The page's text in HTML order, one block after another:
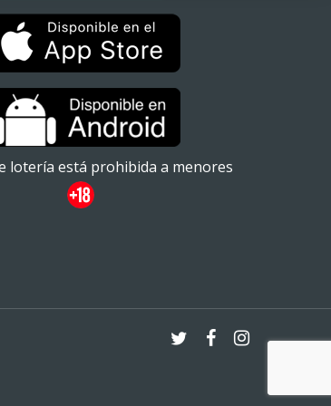
lotería está prohibida a menores
twitter facebookinstagram